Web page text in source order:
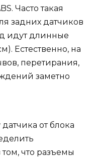
Часто такая
задних датчиков
идут длинные
Естественно, на
перетирания,
заметно
от блока
что разъемы